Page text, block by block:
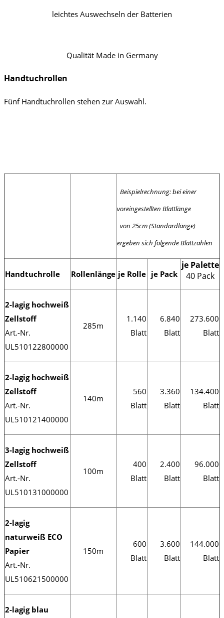
leichtes Auswechseln der Batterien
Qualität Made in Germany
Handtuchrollen
Fünf Handtuchrollen stehen zur Auswahl.
Beispielrechnung: bei einer
voreingestellten Blattlänge
von 25cm (Standardlänge)
ergeben sich folgende Blattzahlen
Handtuchrolle Rollenlänge je Rolle je Pack
je Palette
40 Pack
2-lagig hochweiß
Zellstoff
Art.-Nr.
UL510122800000
285m
1.140
Blatt
6.840
Blatt
273.600
Blatt
2-lagig hochweiß
Zellstoff
Art.-Nr.
UL510121400000
140m
560
Blatt
3.360
Blatt
134.400
Blatt
3-lagig hochweiß
Zellstoff
Art.-Nr.
UL510131000000
100m
400
Blatt
2.400
Blatt
96.000
Blatt
2-lagig
naturweiß ECO
Papier
Art.-Nr.
UL510621500000
150m
600
Blatt
3.600
Blatt
144.000
Blatt
2-lagig blau